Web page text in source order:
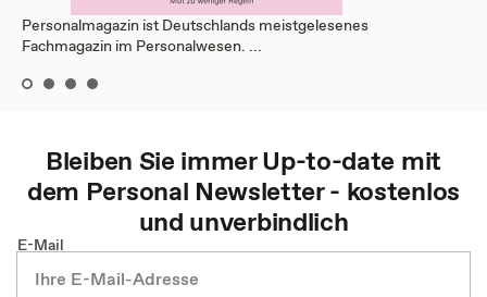
Personalmagazin ist Deutschlands meistgelesenes
Fachmagazin im Personalwesen. ...
Bleiben Sie immer Up-to-date mit
dem Personal Newsletter - kostenlos
und unverbindlich
E-Mail